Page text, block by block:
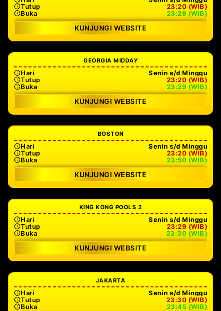
Tutup
23:20 (WIB)
Buka
23:29 (WIB)
KUNJUNGI WEBSITE
GEORGIA MIDDAY
Hari
Senin s/d Minggu
Tutup
23:20 (WIB)
Buka
23:29 (WIB)
KUNJUNGI WEBSITE
BOSTON
Hari
Senin s/d Minggu
Tutup
23:20 (WIB)
Buka
23:50 (WIB)
KUNJUNGI WEBSITE
KING KONG POOLS 2
Hari
Senin s/d Minggu
Tutup
23:29 (WIB)
Buka
23:30 (WIB)
KUNJUNGI WEBSITE
JAKARTA
Hari
Senin s/d Minggu
Tutup
23:30 (WIB)
Buka
23:45 (WIB)